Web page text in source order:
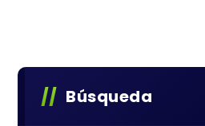
Búsqueda